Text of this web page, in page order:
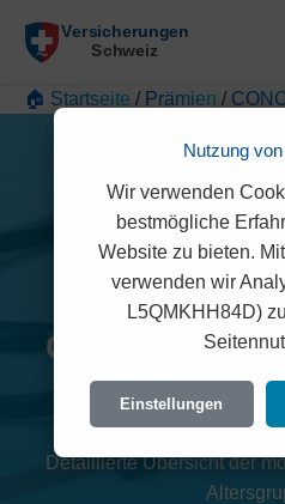
🏠 Startseite / Prämien /
CONCORDIA
Detaillierte Übersicht der
Nutzung
Wir verwenden
bestmögliche
Website zu bieten.
verwenden wir
L5QMKHH84D)
Einstellungen